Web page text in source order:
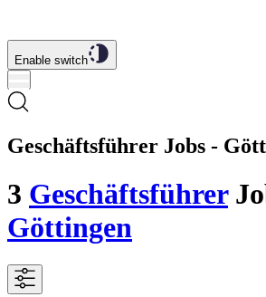
Enable switch
Geschäftsführer Jobs -
3 Geschäftsführer
Göttingen